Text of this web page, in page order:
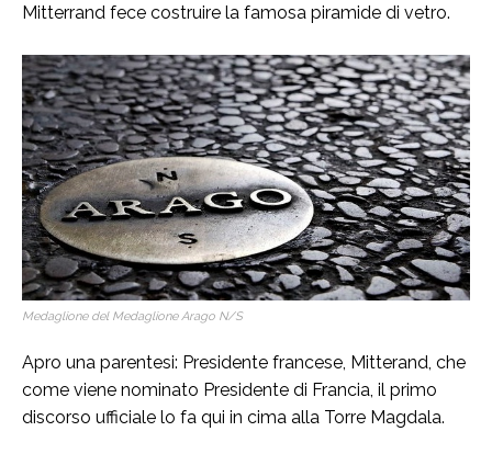
Mitterrand fece costruire la famosa piramide di vetro.
Medaglione del Medaglione Arago N/S
Apro una parentesi: Presidente francese, Mitterand, che
come viene nominato Presidente di Francia, il primo
discorso ufficiale lo fa qui in cima alla Torre Magdala.